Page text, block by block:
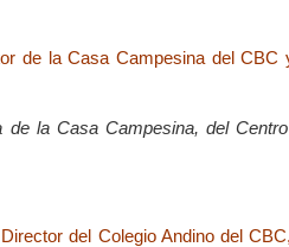
de la Casa Campesina del CBC
la Casa Campesina, del
del Colegio Andino del